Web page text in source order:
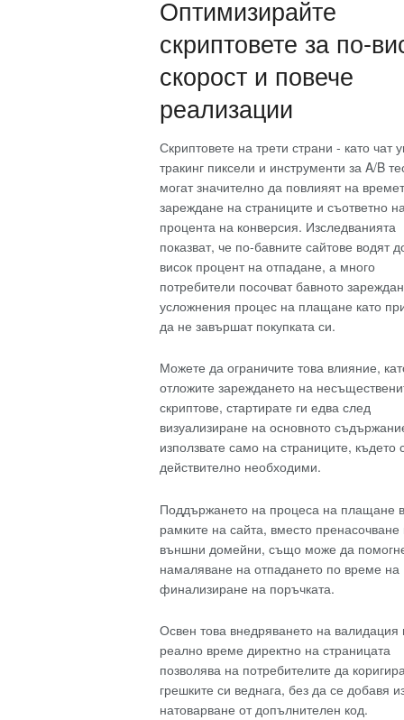
Оптимизирайте
скриптовете за по-
скорост и повече
реализации
Скриптовете на трети страни - като чат
тракинг пиксели и инструменти за A/B
могат значително да повлияят на
зареждане на страниците и съответно
процента на конверсия. Изследванията
показват, че по-бавните сайтове водят
висок процент на отпадане, а много
потребители посочват бавното
усложнения процес на плащане като
да не завършат покупката си.
Можете да ограничите това влияние,
отложите зареждането на
скриптове, стартирате ги едва след
визуализиране на основното
използвате само на страниците, където
действително необходими.
Поддържането на процеса на плащане в
рамките на сайта, вместо
външни домейни, също може да
намаляване на отпадането по време на
финализиране на поръчката.
Освен това внедряването на валидация
реално време директно на страницата
позволява на потребителите да
грешките си веднага, без да се добавя
натоварване от допълнителен код.